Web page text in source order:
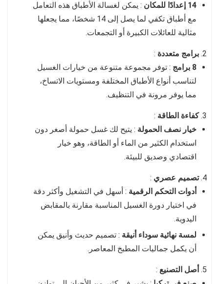
14 إعدادًا للمكان
: يمكن لغسالة الأطباق هذه التعامل
مع أطباق تكفي لما يصل إلى 14 شخصًا، مما يجعلها
مثالية للعائلات الكبيرة أو التجمعات.
برامج متعددة :
8 برامج
: توفر مجموعة متنوعة من خيارات الغسيل
لتناسب أنواع الأطباق المختلفة ومستويات الاتساخ،
مما يوفر مرونة في التنظيف.
كفاءة الطاقة :
خيار نصف الحمولة : يتيح لك غسل حمولة أصغر دون
استخدام الكثير من الماء أو الطاقة، وهو خيار
اقتصادي وصديق للبيئة.
تصميم عصري :
أدوات التحكم الرقمية : أسهل في التشغيل وأكثر دقة
في اختيار دورة الغسيل المناسبة مقارنة بالمقابض
اليدوية.
لمسة نهائية سوداء أنيقة : تصميم حديث وأنيق يمكن
أن يكمل جماليات المطبخ المعاصر.
أصل التصنيع :